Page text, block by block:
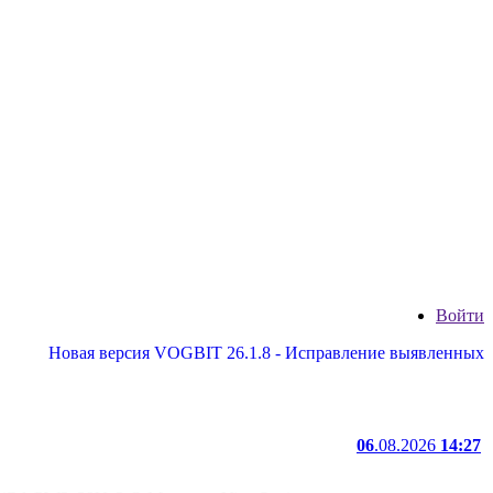
Войти
версия VOGBIT 26.1.8 - Исправление выявленных
06.08.2026 14:27